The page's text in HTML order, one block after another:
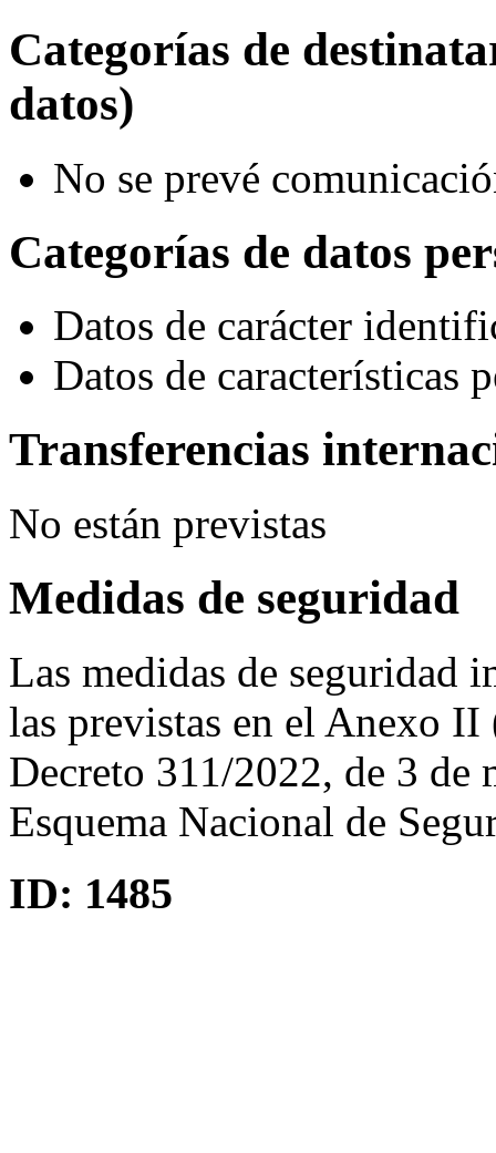
Categorías de
datos)
No se prevé
Categorías de datos
Datos de carácter
Datos de características
Transferencias
No están previstas
Medidas de seguridad
Las medidas de seguridad
las previstas en el Anexo
Decreto 311/2022, de 3 de
Esquema Nacional de
ID: 1485